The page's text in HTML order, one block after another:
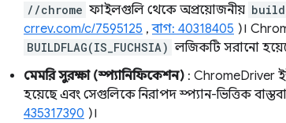
//chrome ফাইলগুলি থেকে অপ্রয়োজনীয়
crrev.com/c/7595125 ,বাগ: 40318405 )।
BUILDFLAG(IS_FUCHSIA) লজিকটি সরানো
মেমরি সুরক্ষা (স্প্যানিফিকেশন) : ChromeDriver
হয়েছে এবং সেগুলিকে নিরাপদ স্প্যান-ভিত্তিক
435317390 )।